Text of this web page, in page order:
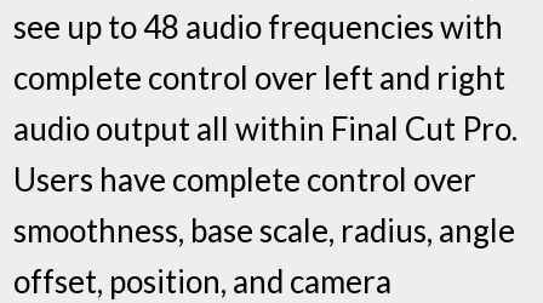
see up to 48 audio frequencies with
complete control over left and right
audio output all within Final Cut Pro.
Users have complete control over
smoothness, base scale, radius, angle
offset, position, and camera